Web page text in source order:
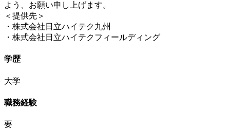
よう、お願い申し上げます。
＜提供先＞
・株式会社日立ハイテク九州
・株式会社日立ハイテクフィールディング
学歴
大学
職務経験
要